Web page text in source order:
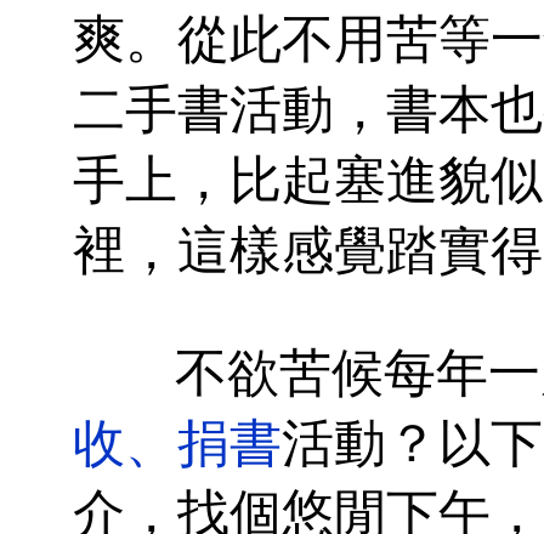
爽。從此不用苦等
二手書活動，書本
手上，比起塞進貌
裡，這樣感覺踏實
不欲苦候每年一
收、捐書活動？以
介，找個悠閒下午